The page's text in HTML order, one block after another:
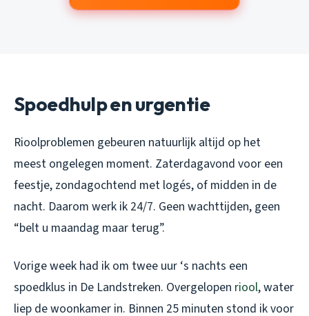
Spoedhulp en urgentie
Rioolproblemen gebeuren natuurlijk altijd op het
meest ongelegen moment. Zaterdagavond voor een
feestje, zondagochtend met logés, of midden in de
nacht. Daarom werk ik 24/7. Geen wachttijden, geen
“belt u maandag maar terug”.
Vorige week had ik om twee uur ‘s nachts een
spoedklus in De Landstreken. Overgelopen riool, water
liep de woonkamer in. Binnen 25 minuten stond ik voor